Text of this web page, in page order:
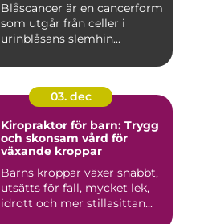
Blåscancer är en cancerform
som utgår från celler i
urinblåsans slemhin...
03. dec
Kiropraktor för barn: Trygg
och skonsam vård för
växande kroppar
Barns kroppar växer snabbt,
utsätts för fall, mycket lek,
idrott och mer stillasittan...